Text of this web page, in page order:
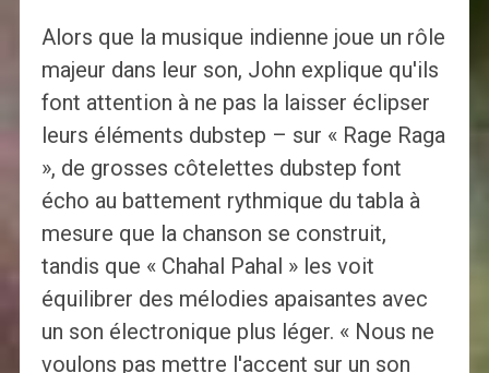
Alors que la musique indienne joue un rôle
majeur dans leur son, John explique qu'ils
font attention à ne pas la laisser éclipser
leurs éléments dubstep – sur « Rage Raga
», de grosses côtelettes dubstep font
écho au battement rythmique du tabla à
mesure que la chanson se construit,
tandis que « Chahal Pahal » les voit
équilibrer des mélodies apaisantes avec
un son électronique plus léger. « Nous ne
voulons pas mettre l'accent sur un son